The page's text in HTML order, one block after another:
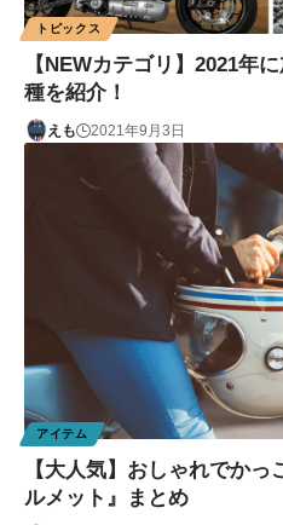
トピックス
【NEWカテゴリ】2021年
種を紹介！
えも 2021年9月3日
アイテム
【大人気】おしゃれでか
ルメット』まとめ